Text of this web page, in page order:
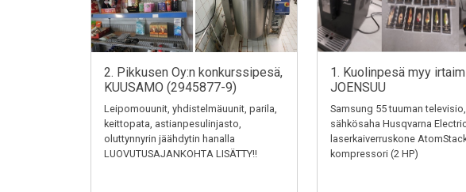
2. Pikkusen Oy:n konkurssipesä,
KUUSAMO (2945877-9)
Leipomouunit, yhdistelmäuunit, parila,
keittopata, astianpesulinjasto,
oluttynnyrin jäähdytin hanalla
LUOVUTUSAJANKOHTA LISÄTTY!!
1. Kuolinpesä myy
JOENSUU
Samsung 55 tuuman televisio,
sähkösaha Husqvarna
laserkaiverruskone
kompressori (2 HP)